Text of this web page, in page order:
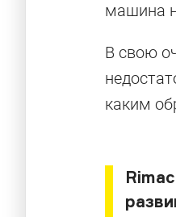
машина
В свою
каким